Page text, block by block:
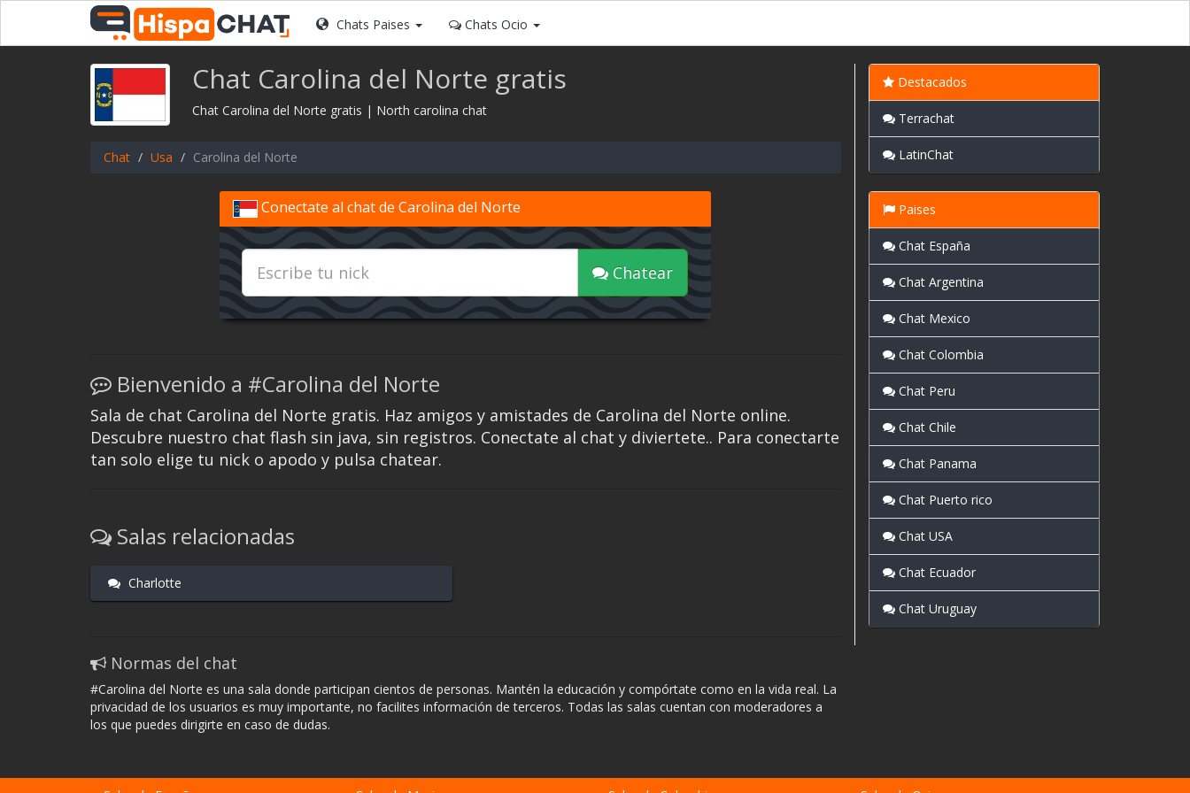
Chats Paises Chats Ocio
Chat Carolina del Norte gratis
Chat Carolina del Norte gratis | North carolina chat
Chat Usa Carolina del Norte
Conectate al chat de Carolina del Norte
Chatear
Bienvenido a #Carolina del Norte
Sala de chat Carolina del Norte gratis. Haz amigos y amistades de Carolina del Norte online.
Descubre nuestro chat flash sin java, sin registros. Conectate al chat y diviertete.. Para conectarte
tan solo elige tu nick o apodo y pulsa chatear.
Salas relacionadas
Charlotte
Normas del chat
#Carolina del Norte es una sala donde participan cientos de personas. Mantén la educación y compórtate como en la vida real. La
privacidad de los usuarios es muy importante, no facilites información de terceros. Todas las salas cuentan con moderadores a
los que puedes dirigirte en caso de dudas.
Destacados
Terrachat
LatinChat
Paises
Chat España
Chat Argentina
Chat Mexico
Chat Colombia
Chat Peru
Chat Chile
Chat Panama
Chat Puerto rico
Chat USA
Chat Ecuador
Chat Uruguay